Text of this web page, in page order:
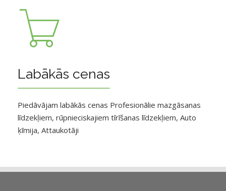
Labākās cenas
Piedāvājam labākās cenas Profesionālie mazgāsanas
līdzekļiem, rūpnieciskajiem tīrīšanas līdzekļiem, Auto
ķīmija, Attaukotāji